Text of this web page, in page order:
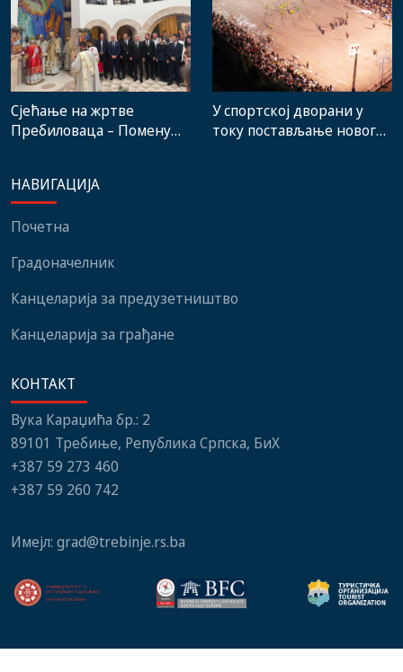
Сјећање на жртве
Пребиловаца – Помену
институција, локалних
заједница и грађани
У спортској дворани у
току постављање новог
НАВИГАЦИЈА
Почетна
Градоначелник
Канцеларија за предузетништво
Канцеларија за грађане
КОНТАКТ
Вука Караџића бр.: 2
89101 Требиње, Република Српска, БиХ
+387 59 273 460
+387 59 260 742
Имејл: grad@trebinje.rs.ba